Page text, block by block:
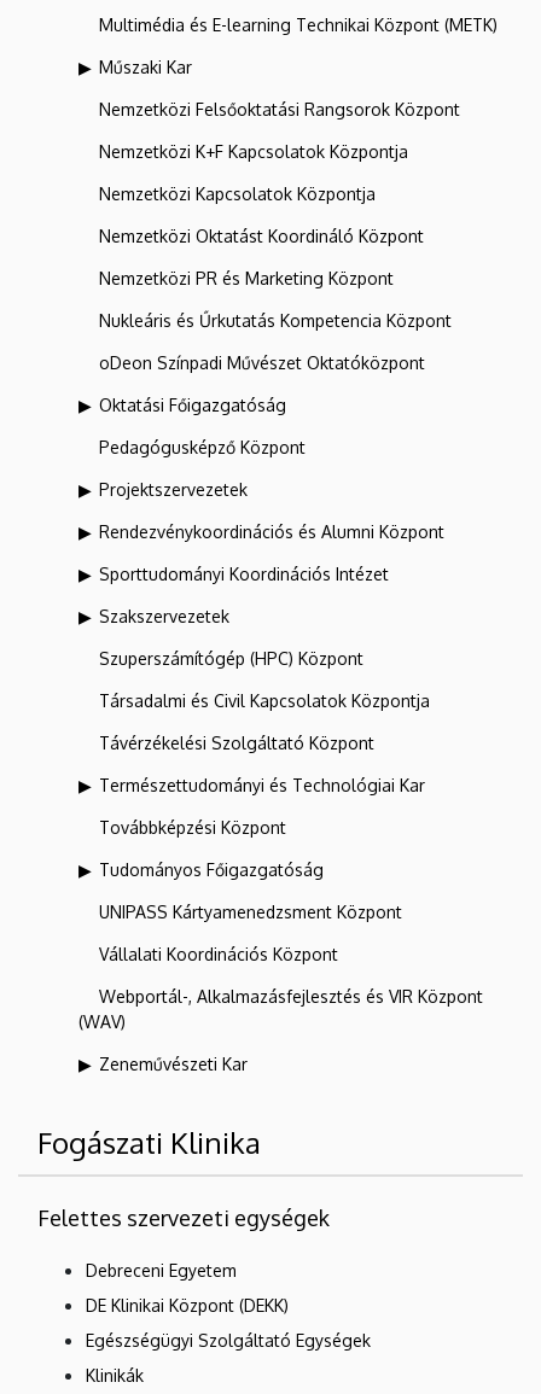
Multimédia és E-learning Technikai Központ (METK)
Műszaki Kar
Nemzetközi Felsőoktatási Rangsorok Központ
Nemzetközi K+F Kapcsolatok Központja
Nemzetközi Kapcsolatok Központja
Nemzetközi Oktatást Koordináló Központ
Nemzetközi PR és Marketing Központ
Nukleáris és Űrkutatás Kompetencia Központ
oDeon Színpadi Művészet Oktatóközpont
Oktatási Főigazgatóság
Pedagógusképző Központ
Projektszervezetek
Rendezvénykoordinációs és Alumni Központ
Sporttudományi Koordinációs Intézet
Szakszervezetek
Szuperszámítógép (HPC) Központ
Társadalmi és Civil Kapcsolatok Központja
Távérzékelési Szolgáltató Központ
Természettudományi és Technológiai Kar
Továbbképzési Központ
Tudományos Főigazgatóság
UNIPASS Kártyamenedzsment Központ
Vállalati Koordinációs Központ
Webportál-, Alkalmazásfejlesztés és VIR Központ
(WAV)
Zeneművészeti Kar
Fogászati Klinika
Felettes szervezeti egységek
Debreceni Egyetem
DE Klinikai Központ (DEKK)
Egészségügyi Szolgáltató Egységek
Klinikák